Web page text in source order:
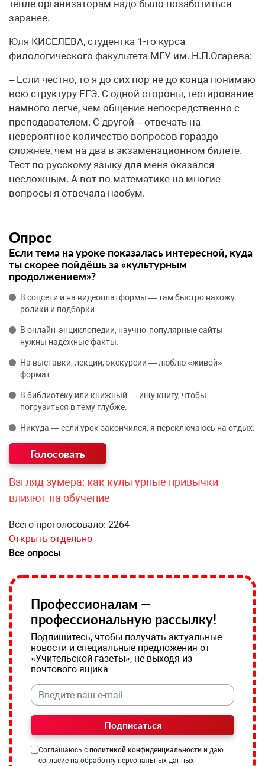
тепле организаторам надо было позаботиться
заранее.
Юля КИСЕЛЕВА, студентка 1-го курса
филологического факультета МГУ им. Н.П.Огарева:
– Если честно, то я до сих пор не до конца понимаю
всю структуру ЕГЭ. С одной стороны, тестирование
намного легче, чем общение непосредственно с
преподавателем. С другой – отвечать на
невероятное количество вопросов гораздо
сложнее, чем на два в экзаменационном билете.
Тест по русскому языку для меня оказался
несложным. А вот по математике на многие
вопросы я отвечала наобум.
Опрос
Если тема на уроке показалась интересной, куда
ты скорее пойдёшь за «культурным
продолжением»?
В соцсети и на видеоплатформы — там быстро нахожу
ролики и подборки.
В онлайн‑энциклопедии, научно‑популярные сайты —
нужны надёжные факты.
На выставки, лекции, экскурсии — люблю «живой»
формат.
В библиотеку или книжный — ищу книгу, чтобы
погрузиться в тему глубже.
Никуда — если урок закончился, я переключаюсь на отдых.
Взгляд зумера: как культурные привычки
влияют на обучение
Всего проголосовало: 2264
Открыть отдельно
Все опросы
Профессионалам —
профессиональную рассылку!
Подпишитесь, чтобы получать актуальные
новости и специальные предложения от
«Учительской газеты», не выходя из
почтового ящика
Подписаться
Соглашаюсь с политикой конфиденциальности и даю
согласие на обработку персональных данных